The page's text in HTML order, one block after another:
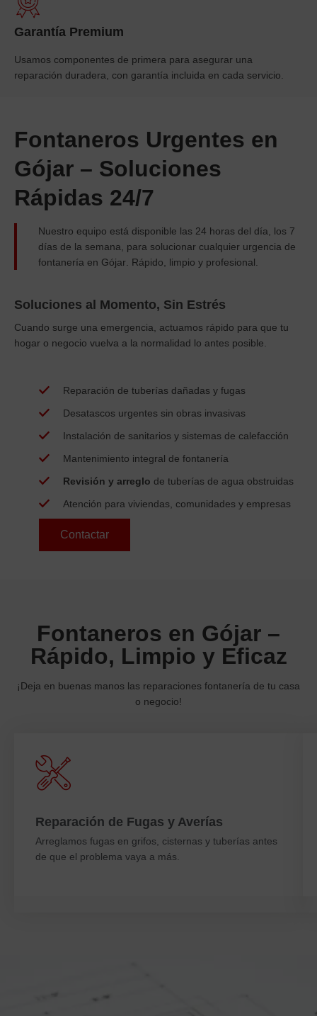
Garantía Premium
Usamos componentes de primera para asegurar una
reparación duradera, con garantía incluida en cada servicio.
Fontaneros Urgentes en
Gójar – Soluciones
Rápidas 24/7
Nuestro equipo está disponible las 24 horas del día, los 7
días de la semana, para solucionar cualquier urgencia de
fontanería en Gójar . Rápido, limpio y profesional.
Soluciones al Momento, Sin Estrés
Cuando surge una emergencia, actuamos rápido para que tu
hogar o negocio vuelva a la normalidad lo antes posible.
Reparación de tuberías dañadas y fugas
Desatascos urgentes sin obras invasivas
Instalación de sanitarios y sistemas de calefacción
Mantenimiento integral de fontanería
Revisión y arreglo de tuberías de agua obstruidas
Atención para viviendas, comunidades y empresas
Contactar
Fontaneros en Gójar –
Rápido, Limpio y Eficaz
¡Deja en buenas manos las reparaciones fontanería de tu casa
o negocio!
Reparación de Fugas y Averías
Arreglamos fugas en grifos, cisternas y tuberías antes
de que el problema vaya a más.